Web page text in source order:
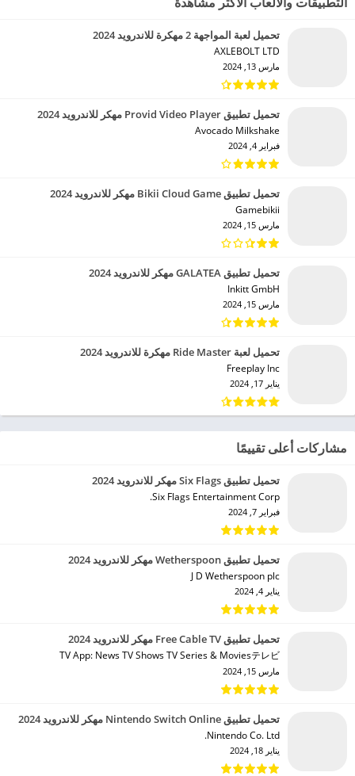
تحميل لعبة المواجهة 2 مهكرة للاندرويد 2024
AXLEBOLT LTD‏
مارس 13, 2024
تحميل تطبيق Provid Video Player مهكر للاندرويد 2024
Avocado Milkshake‏
فبراير 4, 2024
تحميل تطبيق Bikii Cloud Game مهكر للاندرويد 2024
Gamebikii‏
مارس 15, 2024
تحميل تطبيق GALATEA مهكر للاندرويد 2024
Inkitt GmbH‏
مارس 15, 2024
تحميل لعبة Ride Master مهكرة للاندرويد 2024
Freeplay Inc‏
يناير 17, 2024
مشاركات أعلى تقييمًا
تحميل تطبيق Six Flags مهكر للاندرويد 2024
Six Flags Entertainment Corp.‏
فبراير 7, 2024
تحميل تطبيق Wetherspoon مهكر للاندرويد 2024
J D Wetherspoon plc‏
يناير 4, 2024
تحميل تطبيق Free Cable TV مهكر للاندرويد 2024
TV App: News TV Shows TV Series & Moviesテレビ‏
مارس 15, 2024
تحميل تطبيق Nintendo Switch Online مهكر للاندرويد 2024
Nintendo Co. Ltd.‏
يناير 18, 2024